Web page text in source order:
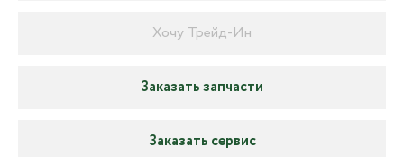
Хочу Трейд-Ин
Заказать запчасти
Заказать сервис